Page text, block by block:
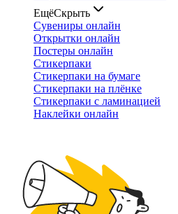
ЕщёСкрыть
Сувениры онлайн
Открытки онлайн
Постеры онлайн
Стикерпаки
Стикерпаки на бумаге
Стикерпаки на плёнке
Стикерпаки с ламинацией
Наклейки онлайн